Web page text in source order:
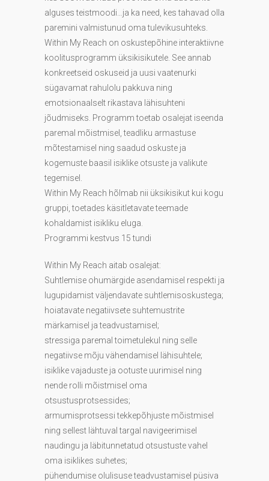
alguses teistmoodi…ja ka need, kes tahavad olla
paremini valmistunud oma tulevikusuhteks.
Within My Reach on oskustepõhine interaktiivne
koolitusprogramm üksikisikutele. See annab
konkreetseid oskuseid ja uusi vaatenurki
sügavamat rahulolu pakkuva ning
emotsionaalselt rikastava lähisuhteni
jõudmiseks. Programm toetab osalejat iseenda
paremal mõistmisel, teadliku armastuse
mõtestamisel ning saadud oskuste ja
kogemuste baasil isiklike otsuste ja valikute
tegemisel.
Within My Reach hõlmab nii üksikisikut kui kogu
gruppi, toetades käsitletavate teemade
kohaldamist isikliku eluga.
Programmi kestvus 15 tundi
Within My Reach aitab osalejat:
Suhtlemise ohumärgide asendamisel respekti ja
lugupidamist väljendavate suhtlemisoskustega;
hoiatavate negatiivsete suhtemustrite
märkamisel ja teadvustamisel;
stressiga paremal toimetulekul ning selle
negatiivse mõju vähendamisel lähisuhtele;
isiklike vajaduste ja ootuste uurimisel ning
nende rolli mõistmisel oma
otsustusprotsessides;
armumisprotsessi tekkepõhjuste mõistmisel
ning sellest lähtuval targal navigeerimisel
naudingu ja läbitunnetatud otsustuste vahel
oma isiklikes suhetes;
pühendumise olulisuse teadvustamisel püsiva